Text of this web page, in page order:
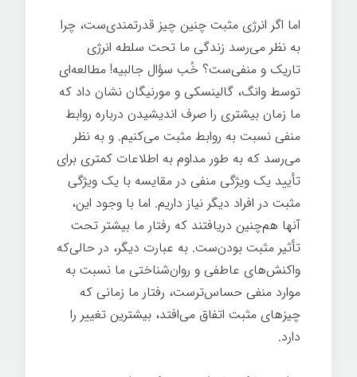
اما اگر انرژی مثبت چنین چیز قدرتمندی‌ست، چرا
به نظر می‌رسد زندگی ما تحت سلطه انرژی
تاریک و منفی‌ست؟ خُب سؤال جالبیه! مطالعه‌ای
توسط وانگ، گالینسکی و مورنیگان نشان داد که
ما زمان بیشتری را صرف اندیشیدن درباره روابط
منفی نسبت به روابط مثبت می‌کنیم. و به نظر
می‌رسد که به طور مداوم به اطلاعات کمتری برای
تأیید یک ویژگی منفی در مقایسه با یک ویژگی
مثبت در افراد دیگر نیاز داریم. اما با وجود این،
آنها هم‌چنین دریافتند که رفتار ما بیشتر تحت
تأثیر مثبت بودن‌ست. به عبارت دیگر، در حالی‌که
واکنش‌های عاطفی و روان‌شناختی ما نسبت به
موارد منفی حساس‌ترست، رفتار ما زمانی که
چیزهای مثبت اتفاق می‌افتد، بیشترین تغییر را
دارد.